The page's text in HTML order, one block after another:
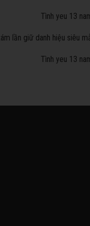
lần giữ danh hiệu siêu